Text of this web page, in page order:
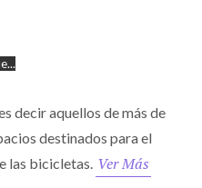
decir aquellos de más de
destinados para el
las bicicletas. Ver Más